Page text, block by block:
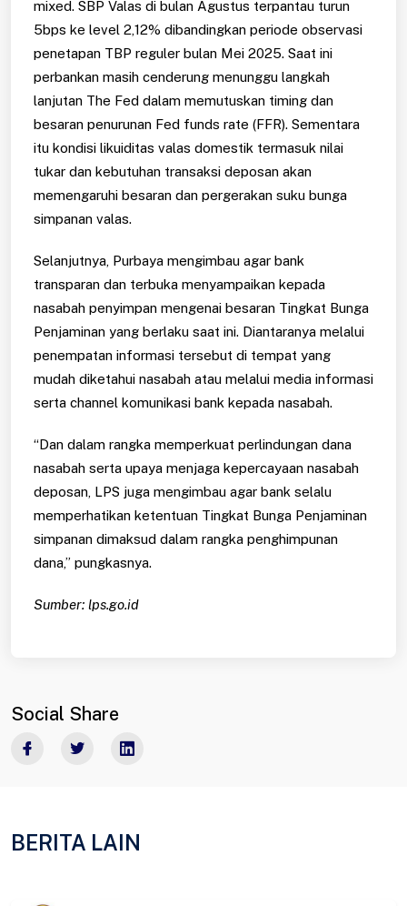
mixed. SBP Valas di bulan Agustus terpantau turun
5bps ke level 2,12% dibandingkan periode observasi
penetapan TBP reguler bulan Mei 2025. Saat ini
perbankan masih cenderung menunggu langkah
lanjutan The Fed dalam memutuskan timing dan
besaran penurunan Fed funds rate (FFR). Sementara
itu kondisi likuiditas valas domestik termasuk nilai
tukar dan kebutuhan transaksi deposan akan
memengaruhi besaran dan pergerakan suku bunga
simpanan valas.
Selanjutnya, Purbaya mengimbau agar bank
transparan dan terbuka menyampaikan kepada
nasabah penyimpan mengenai besaran Tingkat Bunga
Penjaminan yang berlaku saat ini. Diantaranya melalui
penempatan informasi tersebut di tempat yang
mudah diketahui nasabah atau melalui media informasi
serta channel komunikasi bank kepada nasabah.
“Dan dalam rangka memperkuat perlindungan dana
nasabah serta upaya menjaga kepercayaan nasabah
deposan, LPS juga mengimbau agar bank selalu
memperhatikan ketentuan Tingkat Bunga Penjaminan
simpanan dimaksud dalam rangka penghimpunan
dana,” pungkasnya.
Sumber: lps.go.id
Social Share
BERITA LAIN